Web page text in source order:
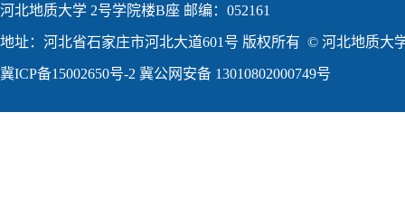
河北地质大学 2号学院楼B座 邮编：052161
地址：河北省石家庄市河北大道601号 版权所有 © 河北地质大
冀ICP备15002650号-2 冀公网安备 13010802000749号